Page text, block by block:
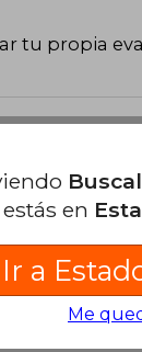
tu propia
estás en
Ir a
Me